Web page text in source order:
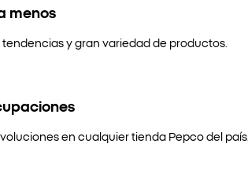
menos
y gran variedad de productos.
en cualquier tienda Pepco del país.